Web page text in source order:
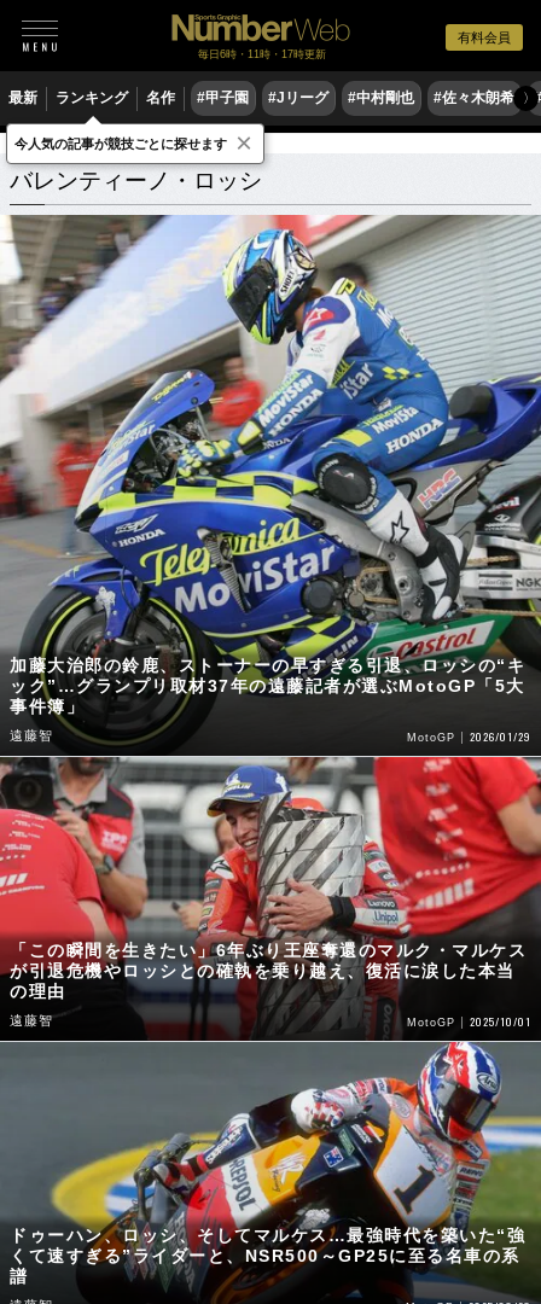
有料会員
毎日6時・11時・17時更新
最新 ランキング 名作 #甲子園 #Jリーグ #中村剛也 #佐々木朗希 〉
バレンティーノ・ロッシ 関連記事
バレンティーノ・ロッシ
加藤大治郎の鈴鹿、ストーナーの早すぎる引退、ロッシの“キ
ック”…グランプリ取材37年の遠藤記者が選ぶMotoGP「5大
事件簿」
遠藤智 MotoGP 2026/01/29
「この瞬間を生きたい」6年ぶり王座奪還のマルク・マルケス
が引退危機やロッシとの確執を乗り越え、復活に涙した本当
の理由
遠藤智 MotoGP 2025/10/01
ドゥーハン、ロッシ、そしてマルケス…最強時代を築いた“強
くて速すぎる”ライダーと、NSR500～GP25に至る名車の系
譜
今人気の記事が競技ごとに探せます ×